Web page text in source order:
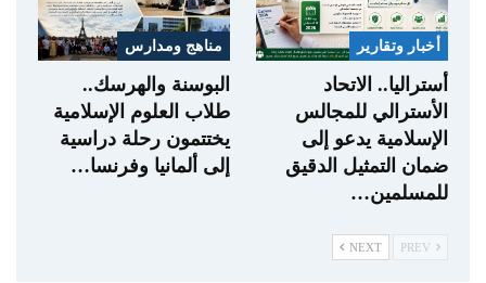
أخبار وتقارير
أستراليا.. الاتحاد
الأسترالي للمجالس
الإسلامية يدعو إلى
ضمان التمثيل الدقيق
للمسلمين…
مناهج ومدارس
البوسنة والهرسك..
طلاب العلوم الإسلامية
يختتمون رحلة دراسية
إلى ألمانيا وفرنسا…
NEXT